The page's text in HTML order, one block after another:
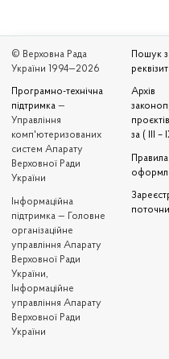
© Верховна Рада
України 1994—2026
Програмно-технічна
підтримка —
Управління
комп'ютеризованих
систем Апарату
Верховної Ради
України
Iнформаційна
підтримка — Головне
організаційне
управління Апарату
Верховної Ради
України,
Інформаційне
управління Апарату
Верховної Ради
України
Пошук
Архів
за ( III –
Правила